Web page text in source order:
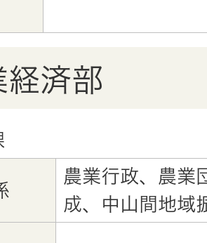
経済部
農業行政、農業
成、中山間地域